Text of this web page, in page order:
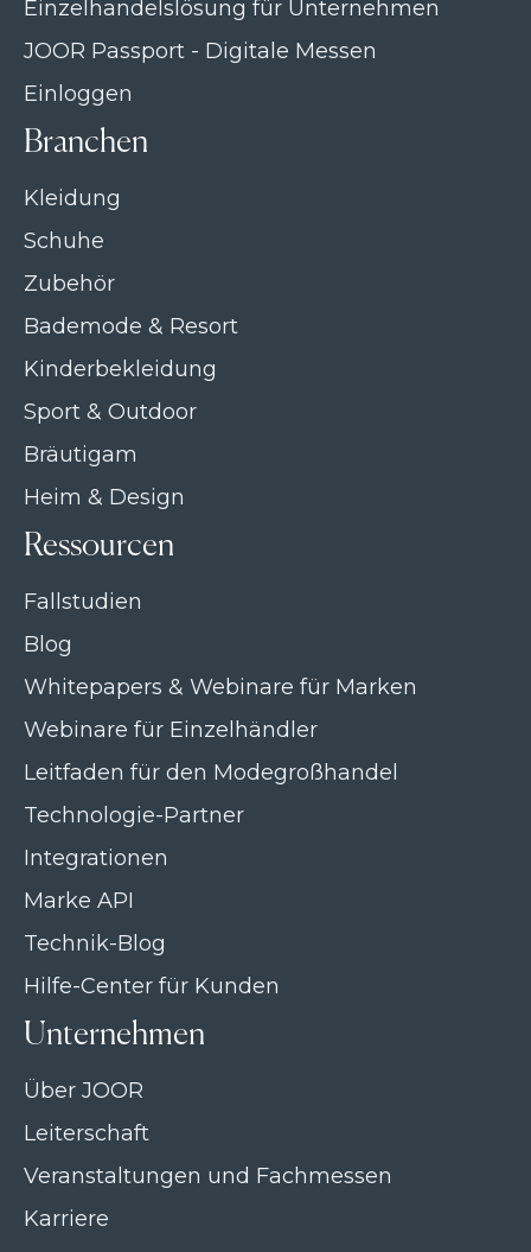
Einzelhandelslösung für Unternehmen
JOOR Passport - Digitale Messen
Einloggen
Branchen
Kleidung
Schuhe
Zubehör
Bademode & Resort
Kinderbekleidung
Sport & Outdoor
Bräutigam
Heim & Design
Ressourcen
Fallstudien
Blog
Whitepapers & Webinare für Marken
Webinare für Einzelhändler
Leitfaden für den Modegroßhandel
Technologie-Partner
Integrationen
Marke API
Technik-Blog
Hilfe-Center für Kunden
Unternehmen
Über JOOR
Leiterschaft
Veranstaltungen und Fachmessen
Karriere